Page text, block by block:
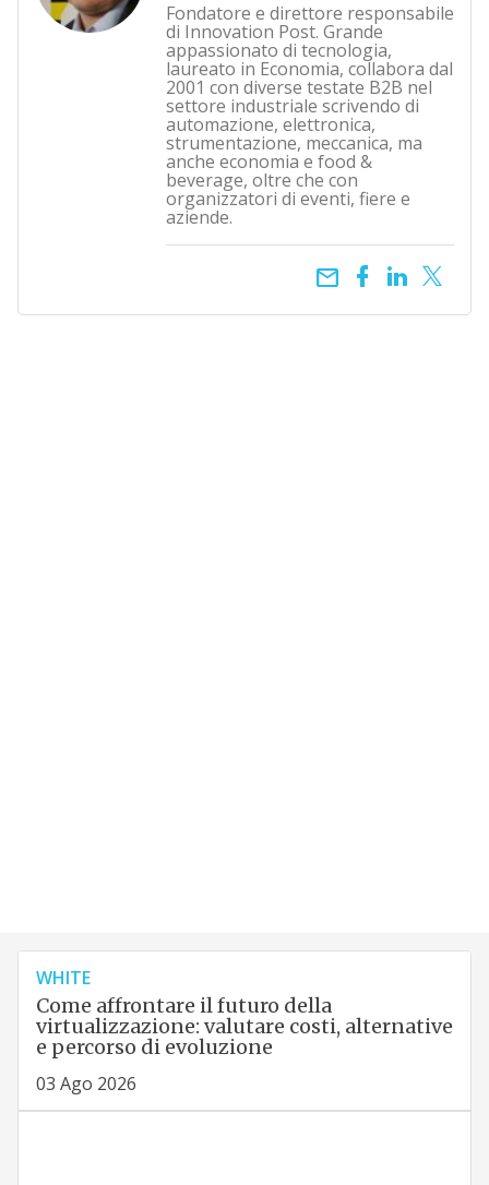
Fondatore e direttore responsabile
di Innovation Post. Grande
appassionato di tecnologia,
laureato in Economia, collabora dal
2001 con diverse testate B2B nel
settore industriale scrivendo di
automazione, elettronica,
strumentazione, meccanica, ma
anche economia e food &
beverage, oltre che con
organizzatori di eventi, fiere e
aziende.
email
WHITE
Come affrontare il futuro della
virtualizzazione: valutare costi, alternative
e percorso di evoluzione
03 Ago 2026